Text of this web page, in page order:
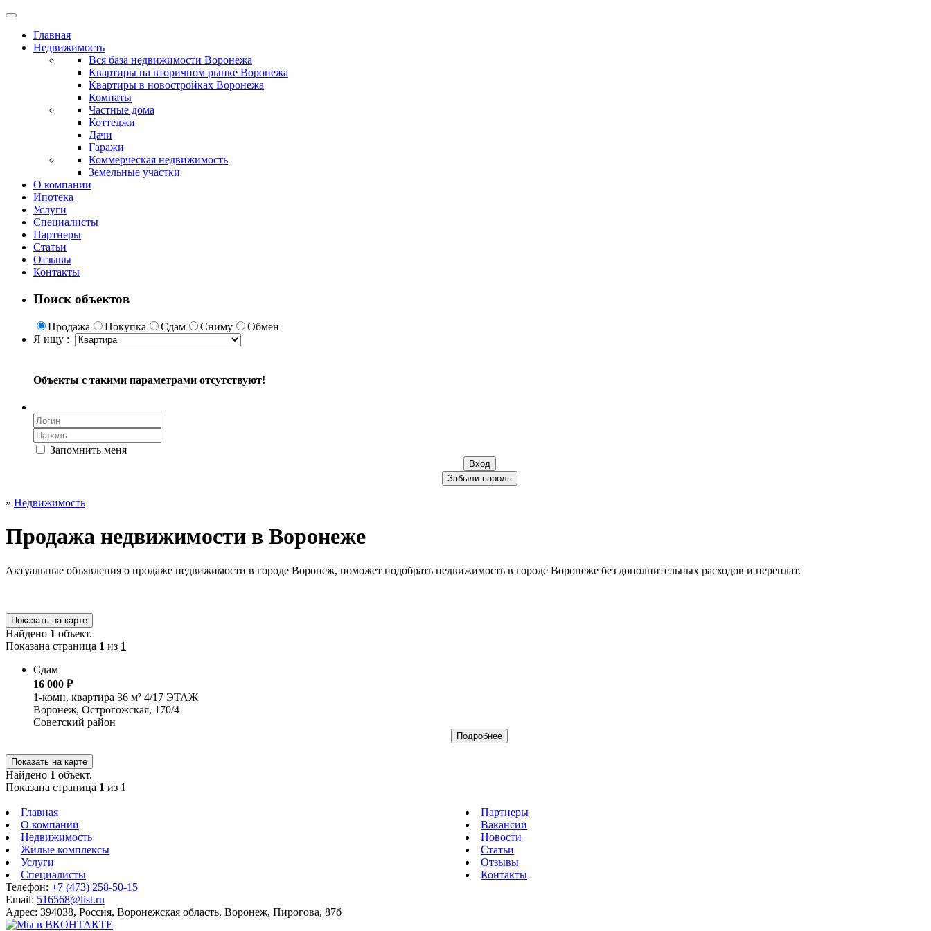
Главная
Недвижимость
Вся база недвижимости Воронежа
Квартиры на вторичном рынке Воронежа
Квартиры в новостройках Воронежа
Комнаты
Частные дома
Коттеджи
Дачи
Гаражи
Коммерческая недвижимость
Земельные участки
О компании
Ипотека
Услуги
Специалисты
Партнеры
Статьи
Отзывы
Контакты
Поиск объектов
Продажа Покупка Сдам Сниму
Обмен
Я ищу :
Объекты с такими параметрами отсутствуют!
Запомнить меня
Вход
Забыли пароль
» Недвижимость
Продажа недвижимости в Воронеже
Актуальные объявления о продаже недвижимости в городе Воронеж, поможет подобрать недвижимость в городе Воронеже без дополнительных расходов и переплат.
Показать на карте
Найдено 1 объект.
Показана страница 1 из 1
Сдам
16 000 ₽
1-комн. квартира 36 м² 4/17 ЭТАЖ
Воронеж, Острогожская, 170/4
Советский район
Подробнее
Показать на карте
Найдено 1 объект.
Показана страница 1 из 1
Главная
О компании
Недвижимость
Жилые комплексы
Услуги
Специалисты
Партнеры
Вакансии
Новости
Статьи
Отзывы
Контакты
Телефон: +7 (473) 258-50-15
Email: 516568@list.ru
Адрес: 394038, Россия, Воронежская область, Воронеж, Пирогова, 87б